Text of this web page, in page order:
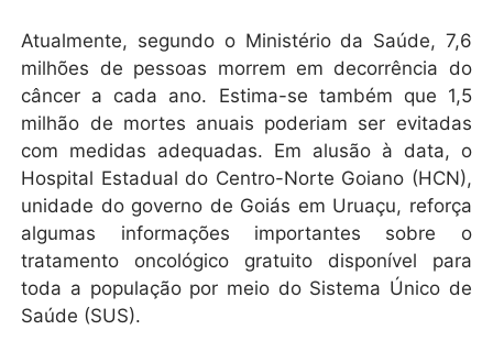
Atualmente, segundo o Ministério da Saúde, 7,6
milhões de pessoas morrem em decorrência do
câncer a cada ano. Estima-se também que 1,5
milhão de mortes anuais poderiam ser evitadas
com medidas adequadas. Em alusão à data, o
Hospital Estadual do Centro-Norte Goiano (HCN),
unidade do governo de Goiás em Uruaçu, reforça
algumas informações importantes sobre o
tratamento oncológico gratuito disponível para
toda a população por meio do Sistema Único de
Saúde (SUS).